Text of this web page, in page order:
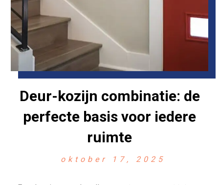
Deur-kozijn combinatie: de
perfecte basis voor iedere
ruimte
oktober 17, 2025